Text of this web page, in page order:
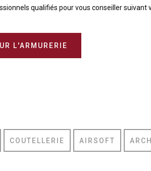
qualifiés pour vous conseiller suivant
L'ARMURERIE
COUTELLERIE AIRSOFT